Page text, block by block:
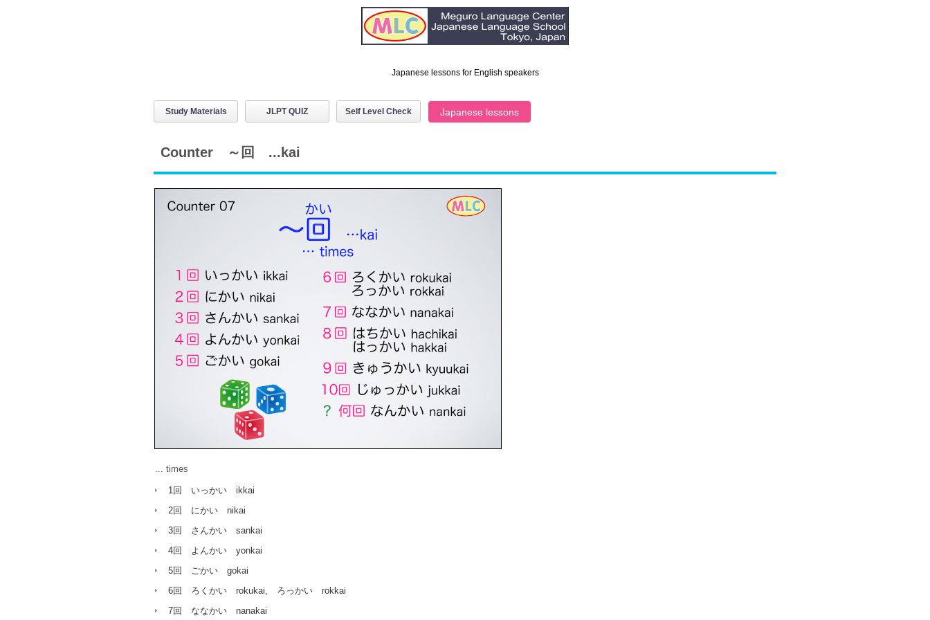
Japanese lessons for English speakers
Study Materials JLPT QUIZ Self Level Check Japanese lessons
Counter ～回 ...kai
... times
1回 いっかい ikkai
2回 にかい nikai
3回 さんかい sankai
4回 よんかい yonkai
5回 ごかい gokai
6回 ろくかい rokukai, ろっかい rokkai
7回 ななかい nanakai